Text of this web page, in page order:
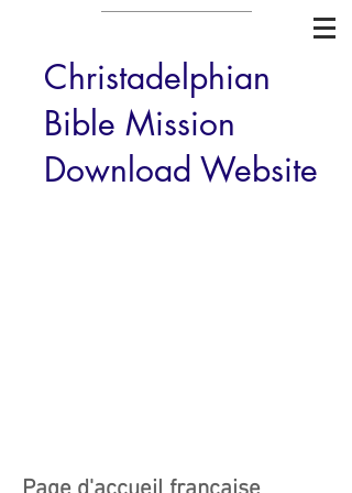
Christadelphian
Bible Mission
Download Website